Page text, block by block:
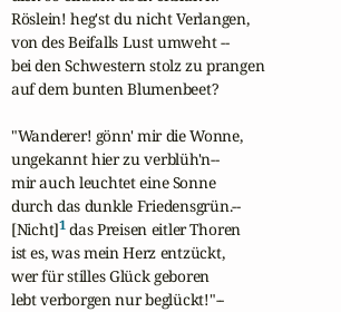
Röslein! heg'st du nicht Verlangen,
von des Beifalls Lust umweht --
bei den Schwestern stolz zu prangen
auf dem bunten Blumenbeet?
"Wanderer! gönn' mir die Wonne,
ungekannt hier zu verblüh'n--
mir auch leuchtet eine Sonne
durch das dunkle Friedensgrün.--
[Nicht]1 das Preisen eitler Thoren
ist es, was mein Herz entzückt,
wer für stilles Glück geboren
lebt verborgen nur beglückt!"--